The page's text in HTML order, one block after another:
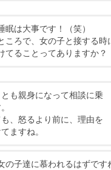
眠は大事です！（笑）
ころで、女の子と接する時
てることってありますか？
も親身になって相談に乗
、怒るより前に、理由を
ますね。
の子達に慕われるはずです